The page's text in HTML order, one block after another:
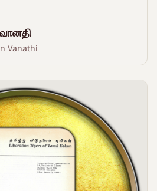
வானதி
Vanathi